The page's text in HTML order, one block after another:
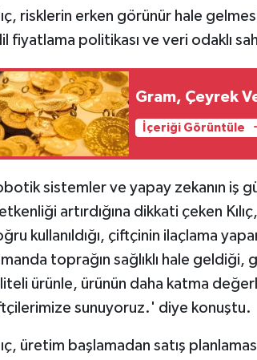
risklerin erken görünür hale
fiyatlama politikası ve veri odaklı
Gram, Çeyrek
İçeriği Görüntüle
sistemler ve yapay zekanın iş
artırdığına dikkati çeken
kullanıldığı, çiftçinin ilaçlama
toprağın sağlıklı hale geldiği,
ürünle, ürünün daha katma
sunuyoruz.' diye konuştu.
üretim başlamadan satış